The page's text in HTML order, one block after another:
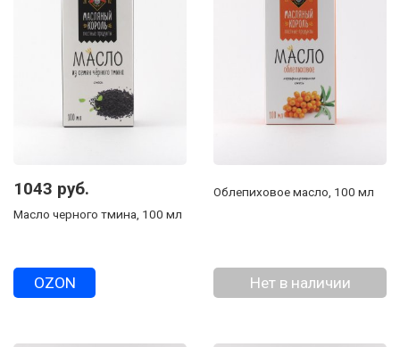
1043 руб.
Масло черного тмина, 100 мл
OZON
Облепиховое масло, 100 мл
Нет в наличии